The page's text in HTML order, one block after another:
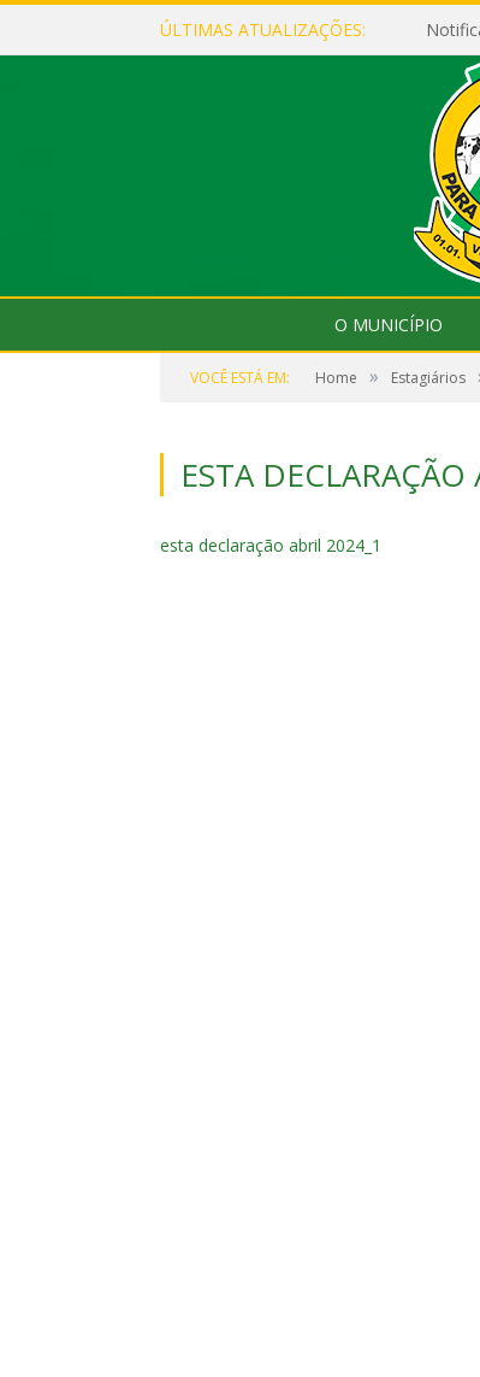
ÚLTIMAS ATUALIZAÇÕES:
O MUNICÍPIO
VOCÊ ESTÁ EM: Home » Estagiários
ESTA
esta declaração abril 2024_1